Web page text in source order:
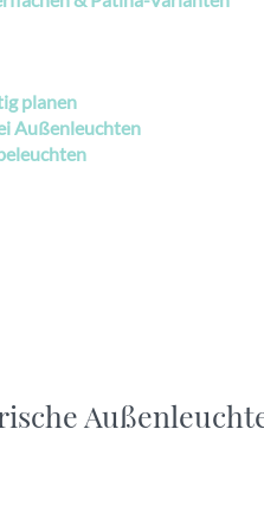
planen
Außenleuchten